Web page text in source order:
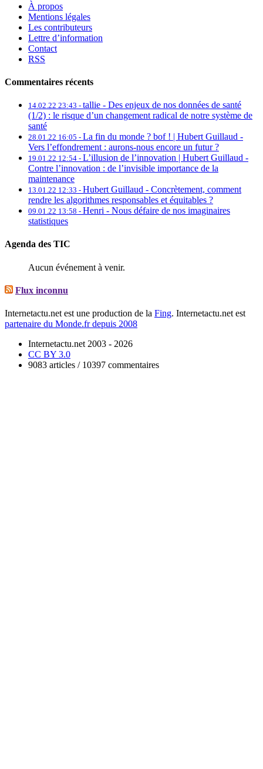
À propos
Mentions légales
Les contributeurs
Lettre d’information
Contact
RSS
Commentaires récents
14.02.22 23:43 - tallie - Des enjeux de nos données de santé
(1/2) : le risque d’un changement radical de notre système de
santé
28.01.22 16:05 - La fin du monde ? bof ! | Hubert Guillaud -
Vers l’effondrement : aurons-nous encore un futur ?
19.01.22 12:54 - L’illusion de l’innovation | Hubert Guillaud -
Contre l’innovation : de l’invisible importance de la
maintenance
13.01.22 12:33 - Hubert Guillaud - Concrètement, comment
rendre les algorithmes responsables et équitables ?
09.01.22 13:58 - Henri - Nous défaire de nos imaginaires
statistiques
Agenda des TIC
Aucun événement à venir.
Flux inconnu
Internetactu.net est une production de la Fing. Internetactu.net est
partenaire du Monde.fr depuis 2008
Internetactu.net 2003 - 2026
CC BY 3.0
9083 articles / 10397 commentaires